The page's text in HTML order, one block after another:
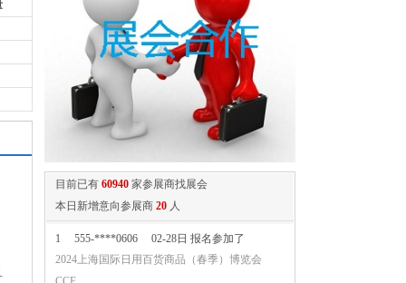
目前已有 60940 家参展商找展会
本日新增意向参展商 20 人
1 555-****0606
02-28日 报名参加了
2024上海国际日用百货商品（春季）博览会